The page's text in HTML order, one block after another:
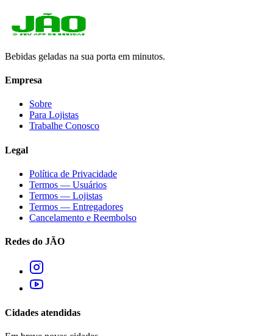
Bebidas geladas na sua porta em minutos.
Empresa
Sobre
Para Lojistas
Trabalhe Conosco
Legal
Política de Privacidade
Termos — Usuários
Termos — Lojistas
Termos — Entregadores
Cancelamento e Reembolso
Redes do JÃO
Cidades atendidas